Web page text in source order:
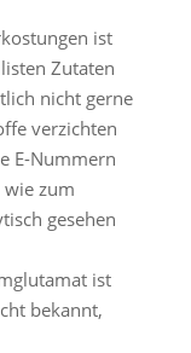
ist
Zutaten
nicht gerne
verzichten
E-Nummern
zum
gesehen
ist
bekannt,